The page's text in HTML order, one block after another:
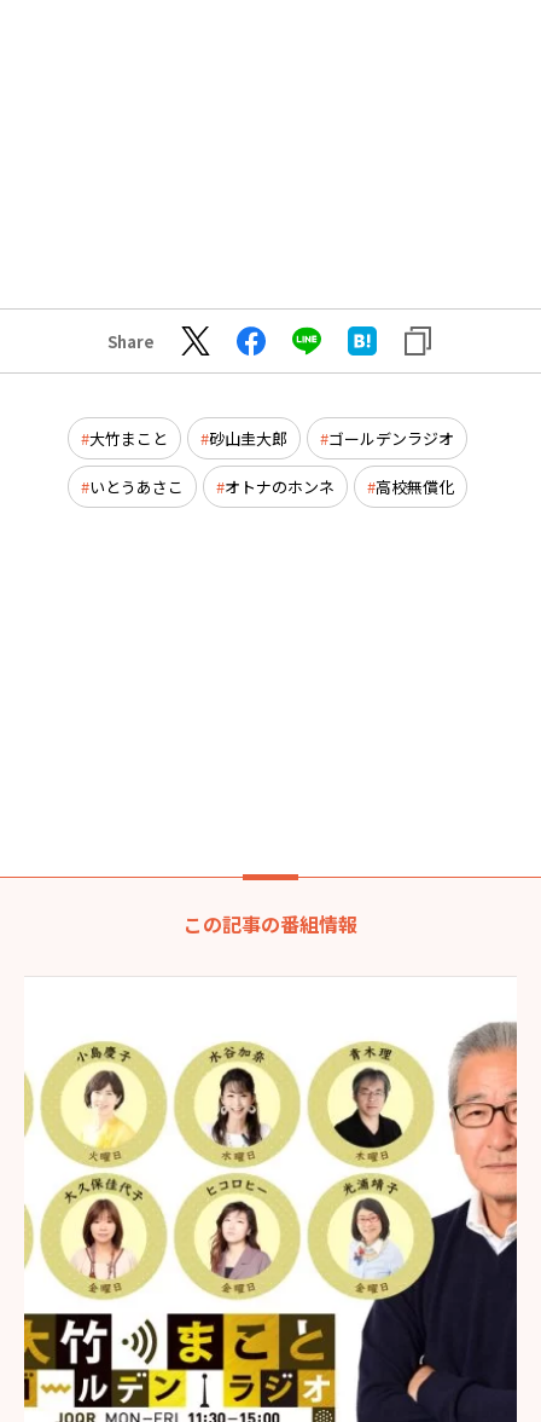
Share
大竹まこと 砂山圭大郎 ゴールデンラジオ
いとうあさこ オトナのホンネ 高校無償化
この記事の番組情報